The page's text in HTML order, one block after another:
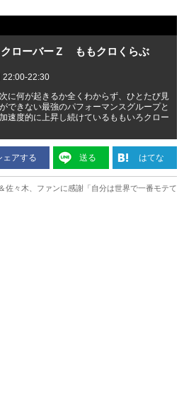
クローバーＺ ももクロくらぶ
22:00-22:30
に何が起きるか全くわからず、ひとたび見
できない最強のパフォーマンスグループと
速度的に上昇し続けているももいろクロー
ェアする 送る はてな
佐々木、ファンに感謝「自分は世界で一番モテて